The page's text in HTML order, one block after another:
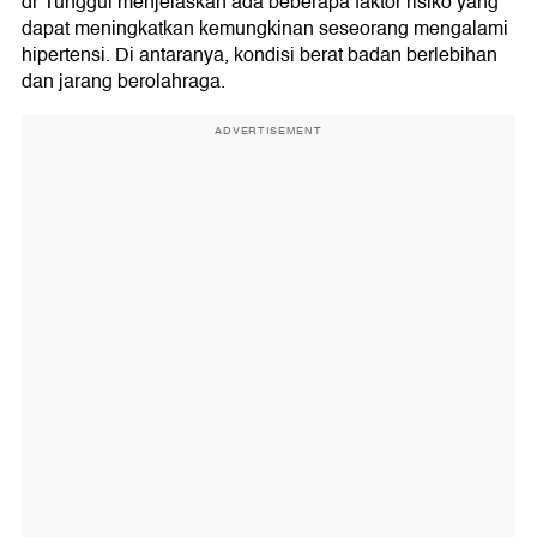
dapat meningkatkan kemungkinan seseorang mengalami
hipertensi. Di antaranya, kondisi berat badan berlebihan
dan jarang berolahraga.
ADVERTISEMENT